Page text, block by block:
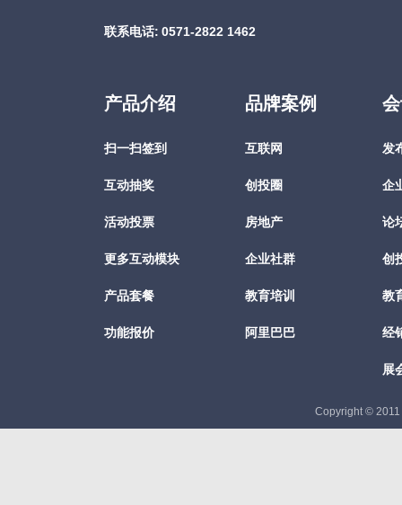
联系电话: 0571-2822 1462
产品介绍
扫一扫签到
互动抽奖
活动投票
更多互动模块
产品套餐
功能报价
品牌案例
互联网
创投圈
房地产
企业社群
教育培训
阿里巴巴
发
企
论
创
教
经
展
Copyright © 2011